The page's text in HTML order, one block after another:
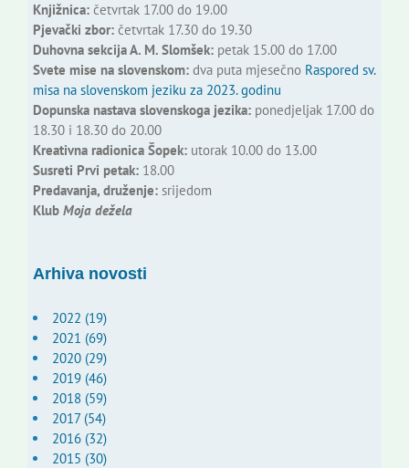
Knjižnica:četvrtak 17.00 do 19.00
Pjevački zbor:četvrtak 17.30 do 19.30
Duhovna sekcija A. M. Slomšek:petak 15.00 do 17.00
Svete mise na slovenskom:dva puta mjesečno Raspored sv.
misa na slovenskom jeziku za 2023. godinu
Dopunska nastava slovenskoga jezika:ponedjeljak 17.00 do
18.30 i 18.30 do 20.00
Kreativna radionica Šopek:utorak 10.00 do 13.00
Susreti Prvi petak:18.00
Predavanja, druženje:srijedom
Klub Moja dežela
Arhiva novosti
2022 (19)
2021 (69)
2020 (29)
2019 (46)
2018 (59)
2017 (54)
2016 (32)
2015 (30)